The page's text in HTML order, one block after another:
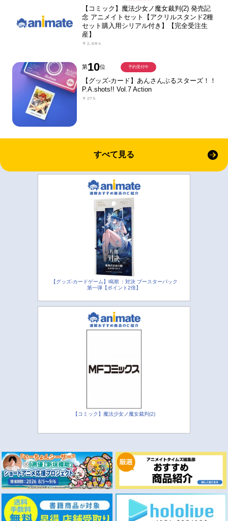
【コミック】魔法少女ノ魔女裁判(2) 発売記
念 アニメイトセット【アクリルスタンド2種
セット購入用シリアル付き】【完全受注生
産】
￥2,684
第10位
【グッズ-カード】あんさんぶるスターズ！！
P.A.shots!! Vol.7 Action
￥275
予約受付中
すべて見る
【グッズ-カードゲーム】鳴潮 ：対決 ブースターパック
第一弾【ポイント2倍】
【コミック】魔法少女ノ魔女裁判(2)